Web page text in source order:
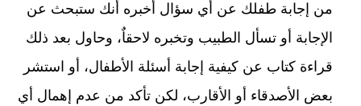
من إجابة طفلك عن أي سؤال أخبره أنك ستبحث عن
الإجابة أو تسأل الطبيب وتخبره لاحقاٌ، وحاول بعد ذلك
قراءة كتاب عن كيفية إجابة أسئلة الأطفال، أو استشر
بعض الأصدقاء أو الأقارب، لكن تأكد من عدم إهمال أي